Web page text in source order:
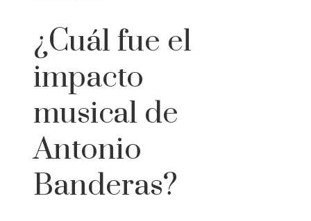
¿Cuál fue el
impacto
musical de
Antonio
Banderas?